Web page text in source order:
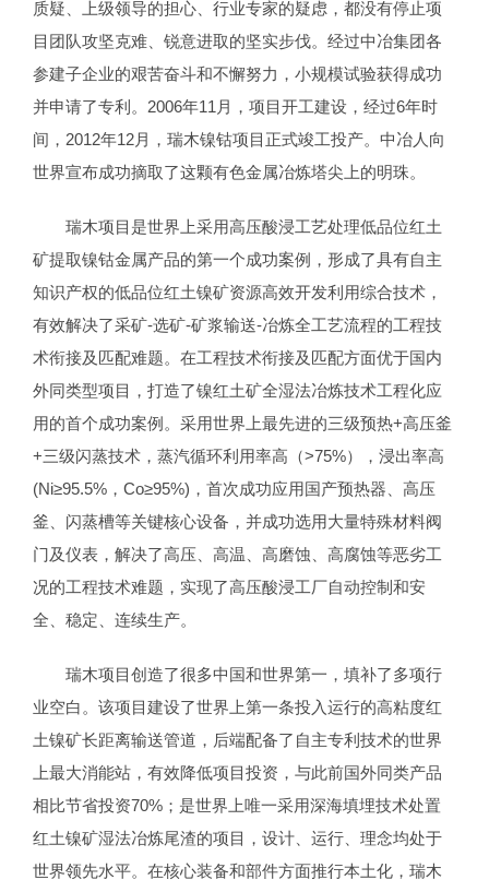
质疑、上级领导的担心、行业专家的疑虑，都没有停止项
目团队攻坚克难、锐意进取的坚实步伐。经过中冶集团各
参建子企业的艰苦奋斗和不懈努力，小规模试验获得成功
并申请了专利。2006年11月，项目开工建设，经过6年时
间，2012年12月，瑞木镍钴项目正式竣工投产。中冶人向
世界宣布成功摘取了这颗有色金属冶炼塔尖上的明珠。
瑞木项目是世界上采用高压酸浸工艺处理低品位红土
矿提取镍钴金属产品的第一个成功案例，形成了具有自主
知识产权的低品位红土镍矿资源高效开发利用综合技术，
有效解决了采矿-选矿-矿浆输送-冶炼全工艺流程的工程技
术衔接及匹配难题。在工程技术衔接及匹配方面优于国内
外同类型项目，打造了镍红土矿全湿法冶炼技术工程化应
用的首个成功案例。采用世界上最先进的三级预热+高压釜
+三级闪蒸技术，蒸汽循环利用率高（>75%），浸出率高
(Ni≥95.5%，Co≥95%)，首次成功应用国产预热器、高压
釜、闪蒸槽等关键核心设备，并成功选用大量特殊材料阀
门及仪表，解决了高压、高温、高磨蚀、高腐蚀等恶劣工
况的工程技术难题，实现了高压酸浸工厂自动控制和安
全、稳定、连续生产。
瑞木项目创造了很多中国和世界第一，填补了多项行
业空白。该项目建设了世界上第一条投入运行的高粘度红
土镍矿长距离输送管道，后端配备了自主专利技术的世界
上最大消能站，有效降低项目投资，与此前国外同类产品
相比节省投资70%；是世界上唯一采用深海填埋技术处置
红土镍矿湿法冶炼尾渣的项目，设计、运行、理念均处于
世界领先水平。在核心装备和部件方面推行本土化，瑞木